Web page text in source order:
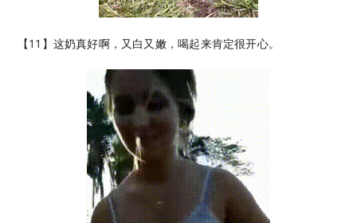
【11】这奶真好啊，又白又嫩，喝起来肯定很开心。